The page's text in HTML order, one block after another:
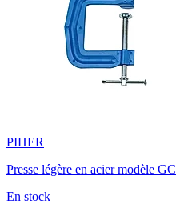
PIHER
Presse légère en acier modèle GC
En stock